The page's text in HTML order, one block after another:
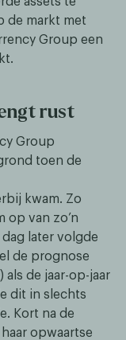
de markt met
Group een
rust
Group
toen de
kwam. Zo
op van zo’n
dag later volgde
de prognose
als de jaar-op-jaar
dit in slechts
Kort na de
opwaartse